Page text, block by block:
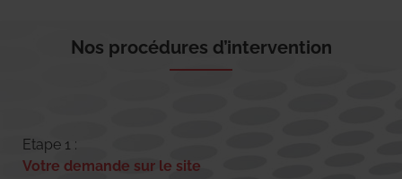
Nos procédures d’intervention
Etape 1 :
Votre demande sur le site